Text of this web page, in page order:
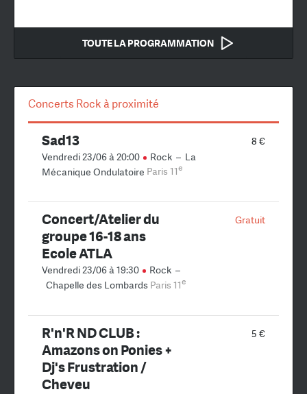
TOUTE LA PROGRAMMATION
Concerts Rock à proximité
8 €
Sad13
Vendredi 23/06 à 20:00 Rock – La
Mécanique Ondulatoire Paris 11e
Gratuit
Concert/Atelier du
groupe 16-18 ans
Ecole ATLA
Vendredi 23/06 à 19:30 Rock –
Chapelle des Lombards Paris 11e
5 €
R'n'R ND CLUB :
Amazons on Ponies +
Dj's Frustration /
Cheveu